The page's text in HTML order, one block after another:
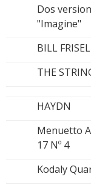
Dos
"Imagine"
BILL
THE
HAYDN
Menuetto
17 Nº 4
Kodaly